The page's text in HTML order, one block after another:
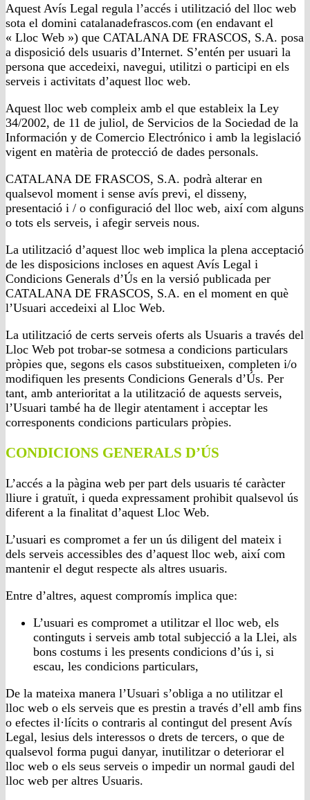
Aquest Avís Legal regula l’accés i utilització del lloc web
sota el domini catalanadefrascos.com (en endavant el
« Lloc Web ») que CATALANA DE FRASCOS, S.A. posa
a disposició dels usuaris d’Internet. S’entén per usuari la
persona que accedeixi, navegui, utilitzi o participi en els
serveis i activitats d’aquest lloc web.
Aquest lloc web compleix amb el que estableix la Ley
34/2002, de 11 de juliol, de Servicios de la Sociedad de la
Información y de Comercio Electrónico i amb la legislació
vigent en matèria de protecció de dades personals.
CATALANA DE FRASCOS, S.A. podrà alterar en
qualsevol moment i sense avís previ, el disseny,
presentació i / o configuració del lloc web, així com alguns
o tots els serveis, i afegir serveis nous.
La utilització d’aquest lloc web implica la plena acceptació
de les disposicions incloses en aquest Avís Legal i
Condicions Generals d’Ús en la versió publicada per
CATALANA DE FRASCOS, S.A. en el moment en què
l’Usuari accedeixi al Lloc Web.
La utilització de certs serveis oferts als Usuaris a través del
Lloc Web pot trobar-se sotmesa a condicions particulars
pròpies que, segons els casos substitueixen, completen i/o
modifiquen les presents Condicions Generals d’Ús. Per
tant, amb anterioritat a la utilització de aquests serveis,
l’Usuari també ha de llegir atentament i acceptar les
corresponents condicions particulars pròpies.
CONDICIONS GENERALS D’ÚS
L’accés a la pàgina web per part dels usuaris té caràcter
lliure i gratuït, i queda expressament prohibit qualsevol ús
diferent a la finalitat d’aquest Lloc Web.
L’usuari es compromet a fer un ús diligent del mateix i
dels serveis accessibles des d’aquest lloc web, així com
mantenir el degut respecte als altres usuaris.
Entre d’altres, aquest compromís implica que:
L’usuari es compromet a utilitzar el lloc web, els
continguts i serveis amb total subjecció a la Llei, als
bons costums i les presents condicions d’ús i, si
escau, les condicions particulars,
De la mateixa manera l’Usuari s’obliga a no utilitzar el
lloc web o els serveis que es prestin a través d’ell amb fins
o efectes il·lícits o contraris al contingut del present Avís
Legal, lesius dels interessos o drets de tercers, o que de
qualsevol forma pugui danyar, inutilitzar o deteriorar el
lloc web o els seus serveis o impedir un normal gaudi del
lloc web per altres Usuaris.